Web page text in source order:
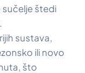
štedi
sustava,
ili novo
što